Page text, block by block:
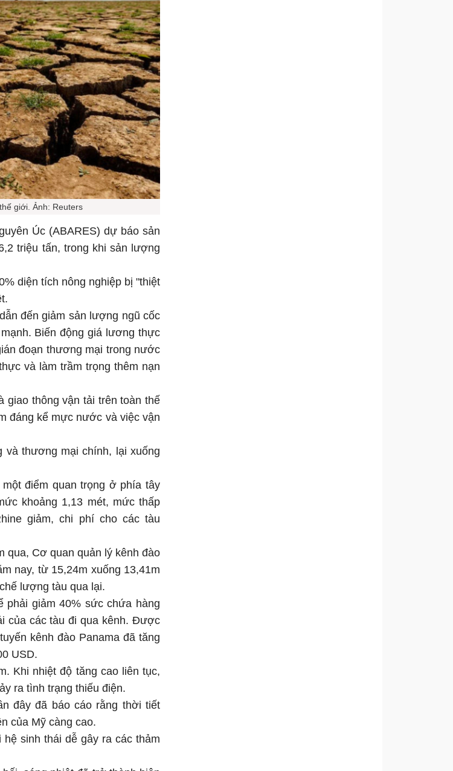
giới. Ảnh: Reuters
Úc (ABARES) dự báo sản
triệu tấn, trong khi sản lượng
diện tích nông nghiệp bị "thiệt
đến giảm sản lượng ngũ cốc
Biến động giá lương thực
đoạn thương mại trong nước
và làm trầm trọng thêm nạn
giao thông vận tải trên toàn thế
đáng kể mực nước và việc vận
và thương mại chính, lại xuống
điểm quan trọng ở phía tây
khoảng 1,13 mét, mức thấp
giảm, chi phí cho các tàu
qua, Cơ quan quản lý kênh đào
nay, từ 15,24m xuống 13,41m
lượng tàu qua lại.
phải giảm 40% sức chứa hàng
của các tàu đi qua kênh. Được
kênh đào Panama đã tăng
USD.
Khi nhiệt độ tăng cao liên tục,
ra tình trạng thiếu điện.
đây đã báo cáo rằng thời tiết
của Mỹ càng cao.
sinh thái dễ gây ra các thảm